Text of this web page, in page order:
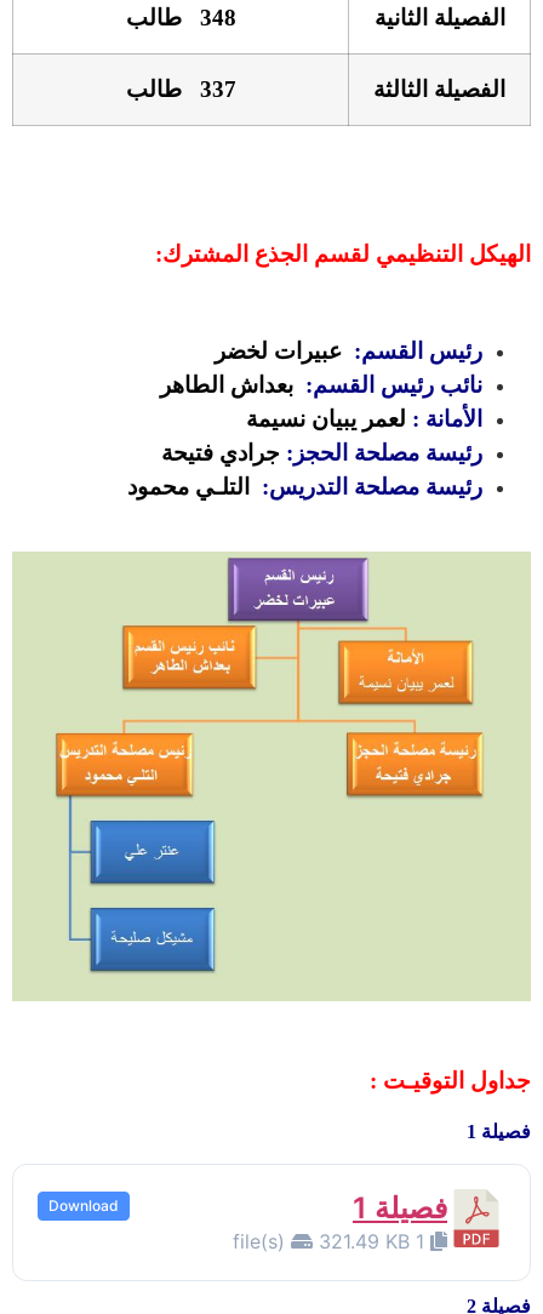
الفصيلة الثانية 348 طالب
الفصيلة الثالثة 337 طالب
الهيكل التنظيمي لقسم الجذع المشترك:
رئيس القسم: عبيرات لخضر
نائب رئيس القسم: بعداش الطاهر
الأمانة : لعمر يبيان نسيمة
رئيسة مصلحة الحجز: جرادي فتيحة
رئيسة مصلحة التدريس:
التلـي محمود
جداول التوقيـت :
فصيلة 1
فصيلة 1
321.49 KB
Download
فصيلة 2